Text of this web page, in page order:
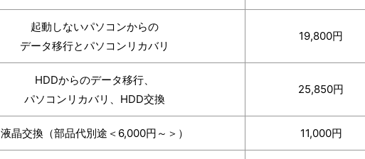
起動しないパソコンからの
データ移行とパソコンリカバリ
19,800円
HDDからのデータ移行、
パソコンリカバリ、HDD交換
25,850円
液晶交換（部品代別途＜6,000円～＞） 11,000円